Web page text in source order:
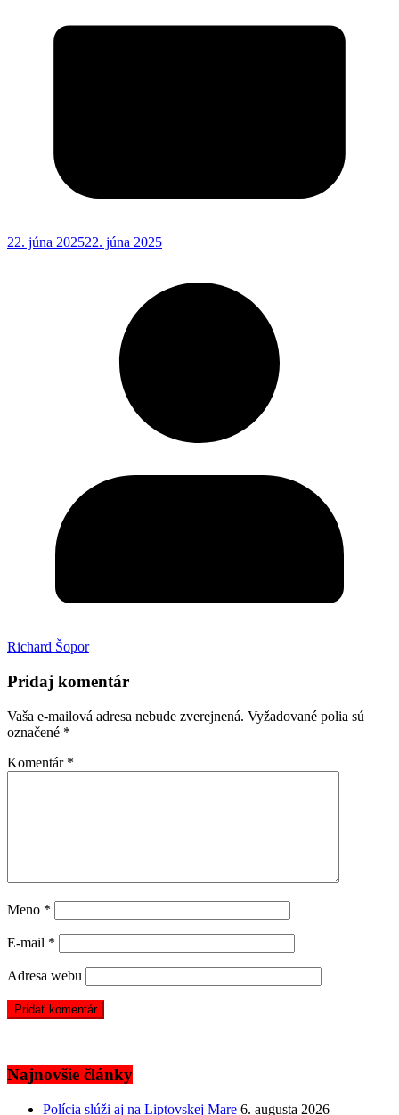
22. júna 202522. júna 2025
Richard Šopor
Pridaj komentár
Vaša e-mailová adresa nebude zverejnená. Vyžadované polia sú
označené *
Komentár *
Meno *
E-mail *
Adresa webu
Najnovšie články
Polícia slúži aj na Liptovskej Mare 6. augusta 2026